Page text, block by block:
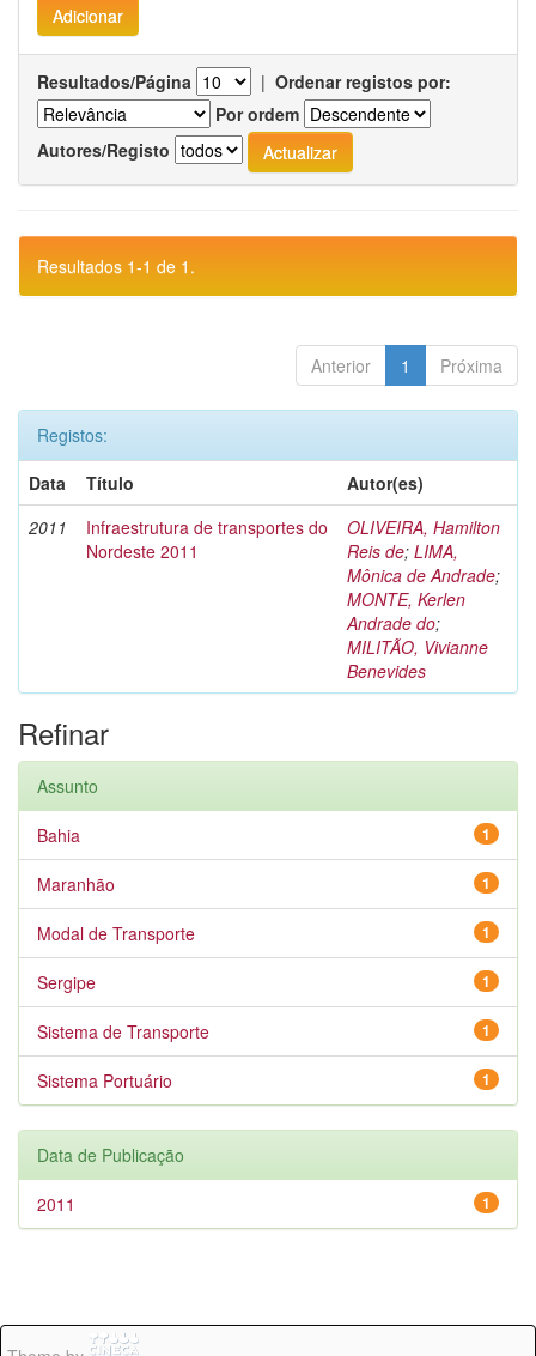
Resultados/Página | Ordenar registos por:
Por ordem
Autores/Registo
Resultados 1-1 de 1.
Anterior 1 Próxima
Registos:
Data
Título
Autor(es)
2011
Infraestrutura de transportes do
Nordeste 2011
OLIVEIRA, Hamilton
Reis de; LIMA,
Mônica de Andrade;
MONTE, Kerlen
Andrade do;
MILITÃO, Vivianne
Benevides
Refinar
Assunto
1
Bahia
1
Maranhão
1
Modal de Transporte
1
Sergipe
1
Sistema de Transporte
1
Sistema Portuário
Data de Publicação
1
2011